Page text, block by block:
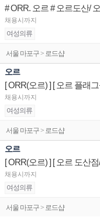
채용시까지
여성의류
서울 마포구 > 로드샵
오르
채용시까지
여성의류
서울 마포구 > 로드샵
오르
채용시까지
여성의류
서울 마포구 > 로드샵